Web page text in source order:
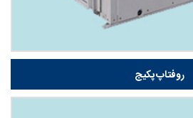
روفتاپ پکیج